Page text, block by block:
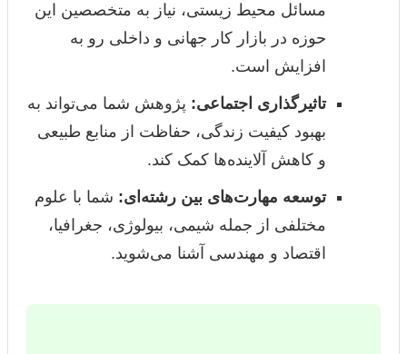
مسائل محیط زیستی، نیاز به متخصصین این
حوزه در بازار کار جهانی و داخلی رو به
افزایش است.
تاثیرگذاری اجتماعی: پژوهش شما می‌تواند به
بهبود کیفیت زندگی، حفاظت از منابع طبیعی
و کاهش آلاینده‌ها کمک کند.
توسعه مهارت‌های بین رشته‌ای: شما با علوم
مختلفی از جمله شیمی، بیولوژی، جغرافیا،
اقتصاد و مهندسی آشنا می‌شوید.